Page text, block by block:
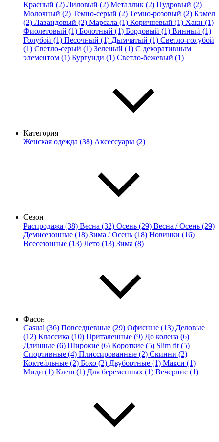
Красный (2) Лиловый (2) Металлик (2) Пудровый (2)
Молочный (2) Темно-серый (2) Темно-розовый (2) Кэмел
(2) Лавандовый (2) Марсала (1) Коричневый (1) Хаки (1)
Фиолетовый (1) Болотный (1) Бордовый (1) Винный (1)
Голубой (1) Песочный (1) Дымчатый (1) Светло-голубой
(1) Светло-серый (1) Зеленый (1) С декоративным
элементом (1) Бургунди (1) Светло-бежевый (1)
Категория
Женская одежда (38) Аксессуары (2)
Сезон
Распродажа (38) Весна (32) Осень (29) Весна / Осень (29)
Демисезонные (18) Зима / Осень (18) Новинки (16)
Всесезонные (13) Лето (13) Зима (8)
Фасон
Casual (36) Повседневные (29) Офисные (13) Деловые
(12) Классика (10) Приталенные (9) До колена (6)
Длинные (6) Широкие (6) Короткие (5) Slim fit (5)
Спортивные (4) Плиссированные (2) Скинни (2)
Коктейльные (2) Бохо (2) Двубортные (1) Макси (1)
Миди (1) Клеш (1) Для беременных (1) Вечерние (1)